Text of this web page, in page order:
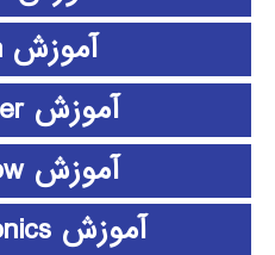
آموزش python
آموزش rapidminer
آموزش ShowFlow
آموزش SimElectronics